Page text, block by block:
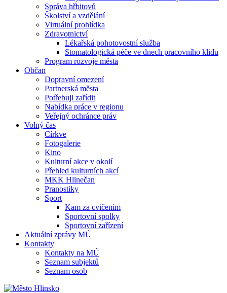
Správa hřbitovů
Školství a vzdělání
Virtuální prohlídka
Zdravotnictví
Lékařská pohotovostní služba
Stomatologická péče ve dnech pracovního klidu
Program rozvoje města
Občan
Dopravní omezení
Partnerská města
Potřebuji zařídit
Nabídka práce v regionu
Veřejný ochránce práv
Volný čas
Církve
Fotogalerie
Kino
Kulturní akce v okolí
Přehled kulturních akcí
MKK Hlinečan
Pranostiky
Sport
Kam za cvičením
Sportovní spolky
Sportovní zařízení
Aktuální zprávy MÚ
Kontakty
Kontakty na MÚ
Seznam subjektů
Seznam osob